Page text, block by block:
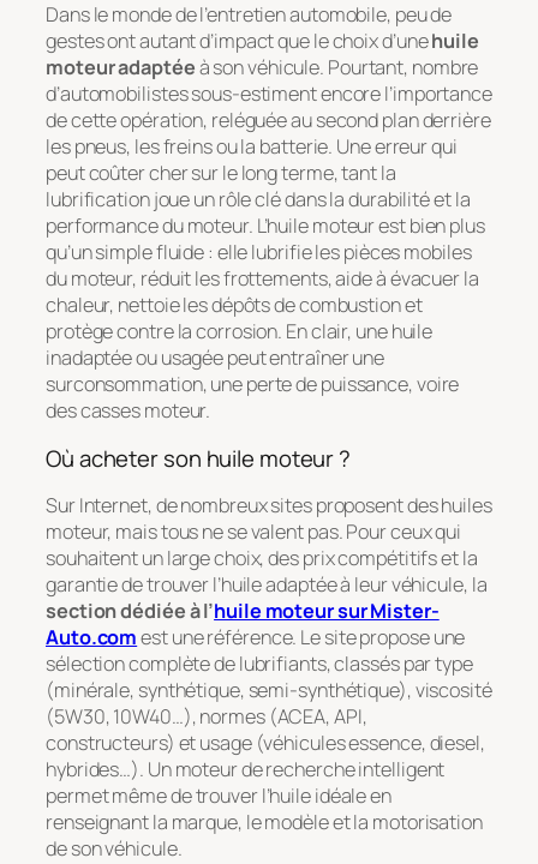
Dans le monde de l’entretien automobile, peu de
gestes ont autant d’impact que le choix d’unehuile
moteur adaptéeà son véhicule. Pourtant, nombre
d’automobilistes sous-estiment encore l’importance
de cette opération, reléguée au second plan derrière
les pneus, les freins ou la batterie. Une erreur qui
peut coûter cher sur le long terme, tant la
lubrification joue un rôle clé dans la durabilité et la
performance du moteur. L’huile moteur est bien plus
qu’un simple fluide : elle lubrifie les pièces mobiles
du moteur, réduit les frottements, aide à évacuer la
chaleur, nettoie les dépôts de combustion et
protège contre la corrosion. En clair, une huile
inadaptée ou usagée peut entraîner une
surconsommation, une perte de puissance, voire
des casses moteur.
Où acheter son huile moteur ?
Sur Internet, de nombreux sites proposent des huiles
moteur, mais tous ne se valent pas. Pour ceux qui
souhaitent un large choix, des prix compétitifs et la
garantie de trouver l’huile adaptée à leur véhicule, la
section dédiée à l’huile moteur sur Mister-
Auto.comest une référence. Le site propose une
sélection complète de lubrifiants, classés par type
(minérale, synthétique, semi-synthétique), viscosité
(5W30, 10W40…), normes (ACEA, API,
constructeurs) et usage (véhicules essence, diesel,
hybrides…). Un moteur de recherche intelligent
permet même de trouver l’huile idéale en
renseignant la marque, le modèle et la motorisation
de son véhicule.